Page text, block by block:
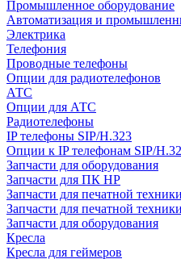
Промышленное оборудование
Автоматизация и
Электрика
Телефония
Проводные телефоны
Опции для радиотелефонов
АТС
Опции для АТС
Радиотелефоны
IP телефоны SIP/H.323
Опции к IP телефонам SIP/
Запчасти для оборудования
Запчасти для ПК HP
Запчасти для печатной
Запчасти для печатной техники
Запчасти для оборудования
Кресла
Кресла для геймеров